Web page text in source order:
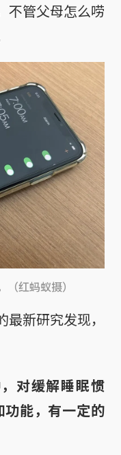
不管父母怎么唠
红蚂蚁摄）
新研究发现，
对缓解睡眠惯
能，有一定的